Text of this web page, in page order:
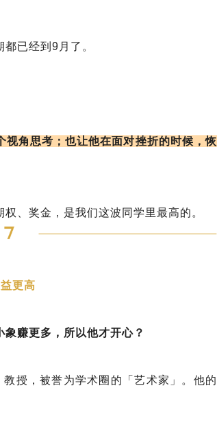
已经到9月了。
角思考；也让他在面对挫折的时候，恢
、奖金，是我们这波同学里最高的。
更高
赚更多，所以他才开心？
授，被誉为学术圈的「艺术家」。他的